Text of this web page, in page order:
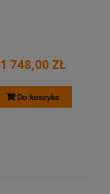
1 748,00 ZŁ
Do koszyka